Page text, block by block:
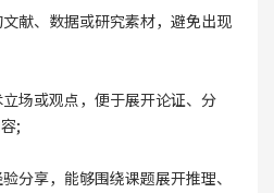
文献、数据或研究素材，避免出现
立场或观点，便于展开论证、分
;
分享，能够围绕课题展开推理、